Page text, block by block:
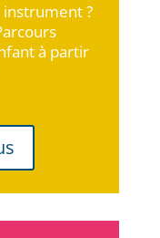
instrument ?
à partir